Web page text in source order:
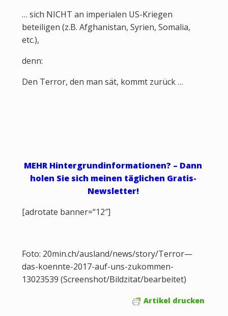
… sich NICHT an imperialen US-Kriegen
beteiligen (z.B. Afghanistan, Syrien, Somalia,
etc.),
denn:
Den Terror, den man sät, kommt zurück …
MEHR Hintergrundinformationen? – Dann
holen Sie sich meinen täglichen Gratis-
Newsletter!
[adrotate banner=“12″]
Foto: 20min.ch/ausland/news/story/Terror—
das-koennte-2017-auf-uns-zukommen-
13023539 (Screenshot/Bildzitat/bearbeitet)
Artikel drucken